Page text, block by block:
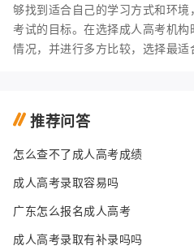
够找到适合自己的学习方式和环
考试的目标。在选择成人高考机
情况，并进行多方比较，选择最适
推荐问答
怎么查不了成人高考成绩
成人高考录取容易吗
广东怎么报名成人高考
成人高考录取有补录吗吗